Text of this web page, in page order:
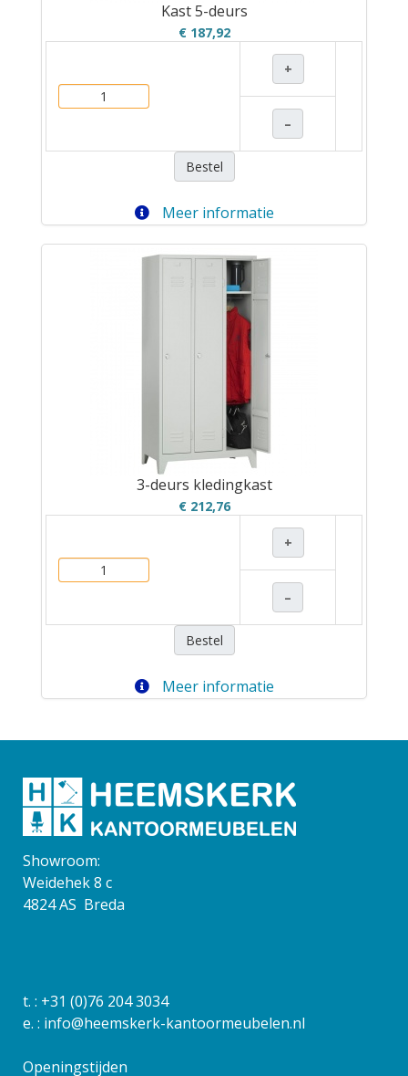
Kast 5-deurs
€ 187,92
+
–
Bestel
Meer informatie
3-deurs kledingkast
€ 212,76
+
–
Bestel
Meer informatie
Showroom:
Weidehek 8 c
4824 AS Breda
t. : +31 (0)76 204 3034
e. : info@heemskerk-kantoormeubelen.nl
Openingstijden